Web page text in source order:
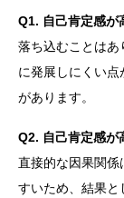
Q1. 自己肯定感が
落ち込むことはあ
に発展しにくい
があります。
Q2. 自己肯定感が
直接的な因果関係
すいため、結果と